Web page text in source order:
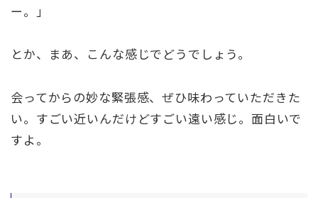
ー。」
とか、まあ、こんな感じでどうでしょう。
会ってからの妙な緊張感、ぜひ味わっていただきた
い。すごい近いんだけどすごい遠い感じ。面白いで
すよ。